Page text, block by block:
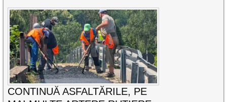
CONTINUĂ ASFALTĂRILE, PE